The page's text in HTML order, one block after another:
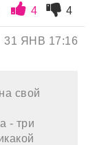
4 4
31 ЯНВ 17:16
свой
- три